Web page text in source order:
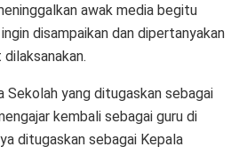
awak media begitu
disampaikan dan dipertanyakan
Sekolah yang ditugaskan sebagai
kembali sebagai guru di
ditugaskan sebagai Kepala